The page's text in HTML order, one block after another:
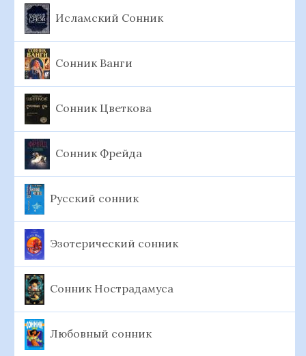
Исламский Сонник
Сонник Ванги
Сонник Цветкова
Сонник Фрейда
Русский сонник
Эзотерический сонник
Сонник Нострадамуса
Любовный сонник